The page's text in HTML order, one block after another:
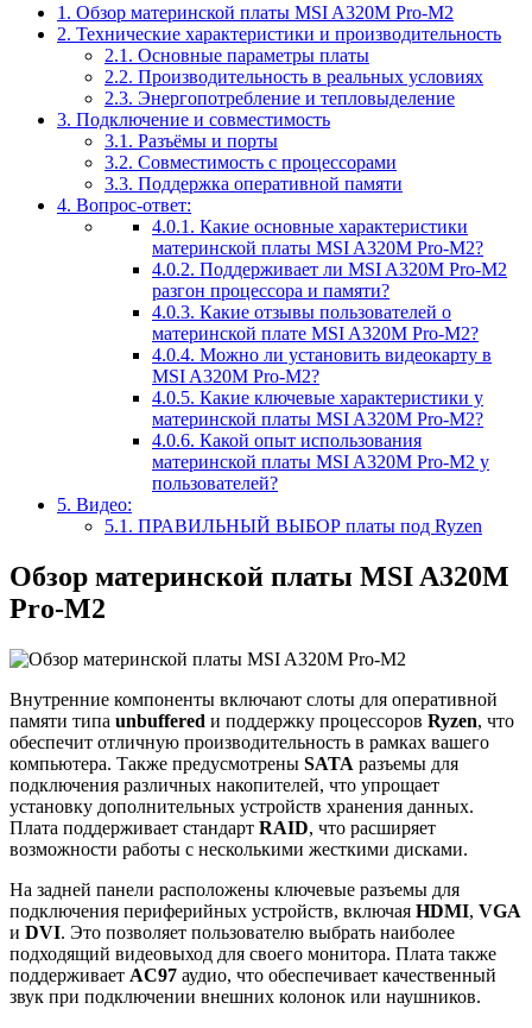
1. Обзор материнской платы MSI A320M Pro-M2
2. Технические характеристики и производительность
2.1. Основные параметры платы
2.2. Производительность в реальных условиях
2.3. Энергопотребление и тепловыделение
3. Подключение и совместимость
3.1. Разъёмы и порты
3.2. Совместимость с процессорами
3.3. Поддержка оперативной памяти
4. Вопрос-ответ:
4.0.1. Какие основные характеристики
материнской платы MSI A320M Pro-M2?
4.0.2. Поддерживает ли MSI A320M Pro-M2
разгон процессора и памяти?
4.0.3. Какие отзывы пользователей о
материнской плате MSI A320M Pro-M2?
4.0.4. Можно ли установить видеокарту в
MSI A320M Pro-M2?
4.0.5. Какие ключевые характеристики у
материнской платы MSI A320M Pro-M2?
4.0.6. Какой опыт использования
материнской платы MSI A320M Pro-M2 у
пользователей?
5. Видео:
5.1. ПРАВИЛЬНЫЙ ВЫБОР платы под Ryzen
Обзор материнской платы MSI A320M
Pro-M2
Внутренние компоненты включают слоты для оперативной
памяти типа unbuffered и поддержку процессоров Ryzen, что
обеспечит отличную производительность в рамках вашего
компьютера. Также предусмотрены SATA разъемы для
подключения различных накопителей, что упрощает
установку дополнительных устройств хранения данных.
Плата поддерживает стандарт RAID, что расширяет
возможности работы с несколькими жесткими дисками.
На задней панели расположены ключевые разъемы для
подключения периферийных устройств, включая HDMI, VGA
и DVI. Это позволяет пользователю выбрать наиболее
подходящий видеовыход для своего монитора. Плата также
поддерживает AC97 аудио, что обеспечивает качественный
звук при подключении внешних колонок или наушников.